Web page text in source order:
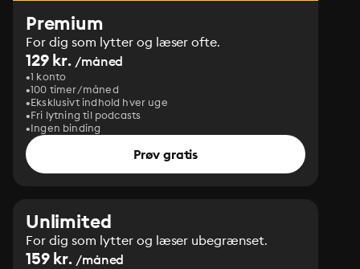
Premium
For dig som lytter og læser ofte.
129 kr. /måned
1 konto
100 timer/måned
Eksklusivt indhold hver uge
Fri lytning til podcasts
Ingen binding
Prøv gratis
Unlimited
For dig som lytter og læser ubegrænset.
159 kr. /måned